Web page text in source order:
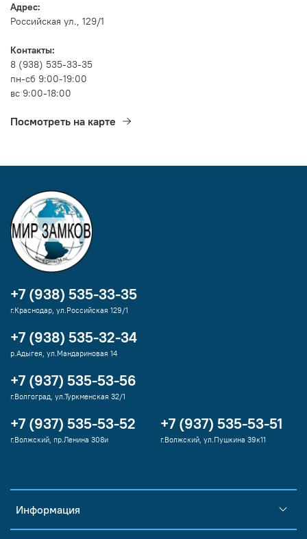
Адрес:
Российская ул., 129/1
Контакты:
8 (938) 535-33-35
пн-сб 9:00-19:00
вс 9:00-18:00
Посмотреть на карте
Информация
+7 (938) 535-33-35
г.Краснодар, ул.Российская 129/1
+7 (938) 535-32-34
р.Адыгея, ул.Мандариновая 14
+7 (937) 535-53-56
г.Волгоград, ул.Туркменская 32/1
+7 (937) 535-53-52
г.Волжский, пр.Ленина 308и
+7 (937) 535-53-51
г.Волжский, ул.Пушкина 39к11